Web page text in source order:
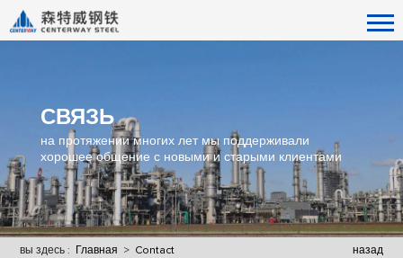
СВЯЗЬ
на протяжении многих лет мы поддерживали
хорошее общение с новыми и старыми клиентами
назад
вы здесь : Главная > Contact